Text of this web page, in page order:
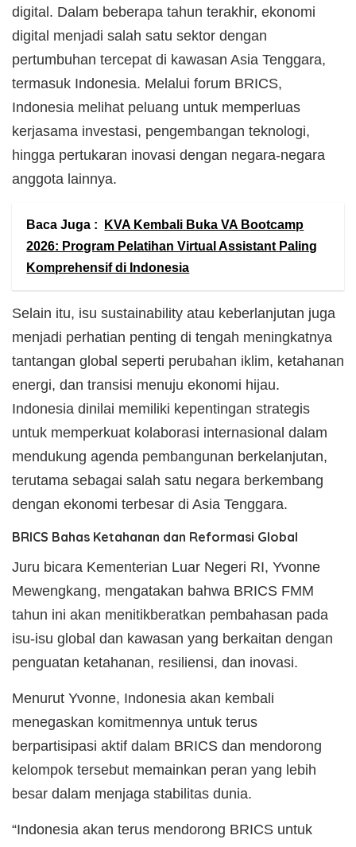
digital. Dalam beberapa tahun terakhir, ekonomi
digital menjadi salah satu sektor dengan
pertumbuhan tercepat di kawasan Asia Tenggara,
termasuk Indonesia. Melalui forum BRICS,
Indonesia melihat peluang untuk memperluas
kerjasama investasi, pengembangan teknologi,
hingga pertukaran inovasi dengan negara-negara
anggota lainnya.
Baca Juga :
KVA Kembali Buka VA Bootcamp
2026: Program Pelatihan Virtual Assistant Paling
Komprehensif di Indonesia
Selain itu, isu sustainability atau keberlanjutan juga
menjadi perhatian penting di tengah meningkatnya
tantangan global seperti perubahan iklim, ketahanan
energi, dan transisi menuju ekonomi hijau.
Indonesia dinilai memiliki kepentingan strategis
untuk memperkuat kolaborasi internasional dalam
mendukung agenda pembangunan berkelanjutan,
terutama sebagai salah satu negara berkembang
dengan ekonomi terbesar di Asia Tenggara.
BRICS Bahas Ketahanan dan Reformasi Global
Juru bicara Kementerian Luar Negeri RI, Yvonne
Mewengkang, mengatakan bahwa BRICS FMM
tahun ini akan menitikberatkan pembahasan pada
isu-isu global dan kawasan yang berkaitan dengan
penguatan ketahanan, resiliensi, dan inovasi.
Menurut Yvonne, Indonesia akan kembali
menegaskan komitmennya untuk terus
berpartisipasi aktif dalam BRICS dan mendorong
kelompok tersebut memainkan peran yang lebih
besar dalam menjaga stabilitas dunia.
“Indonesia akan terus mendorong BRICS untuk